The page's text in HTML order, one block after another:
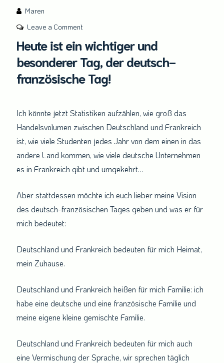
Maren
Leave a Commenton
ist
ein
wichtiger
Tag,
der
deutsch-
französische
Heute ist ein wichtiger und
besonderer Tag, der deutsch-
französische Tag!
Ich könnte jetzt Statistiken aufzählen, wie groß das
Handelsvolumen zwischen Deutschland und Frankreich
ist, wie viele Studenten jedes Jahr von dem einen in das
andere Land kommen, wie viele deutsche Unternehmen
es in Frankreich gibt und umgekehrt…
Aber stattdessen möchte ich euch lieber meine Vision
des deutsch-französischen Tages geben und was er für
mich bedeutet:
Deutschland und Frankreich bedeuten für mich Heimat,
mein Zuhause.
Deutschland und Frankreich heißen für mich Familie: ich
habe eine deutsche und eine französische Familie und
meine eigene kleine gemischte Familie.
Deutschland und Frankreich bedeuten für mich auch
eine Vermischung der Sprache, wir sprechen täglich